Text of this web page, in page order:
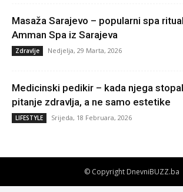
Masaža Sarajevo – popularni spa
Amman Spa iz Sarajeva
Zdravlje Nedjelja, 29 Marta, 2026
Medicinski pedikir – kada njega
pitanje zdravlja, a ne samo estetike
LIFESTYLE Srijeda, 18 Februara, 2026
© Copyright DnevniBUZZ.ba